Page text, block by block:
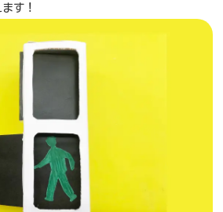
す！